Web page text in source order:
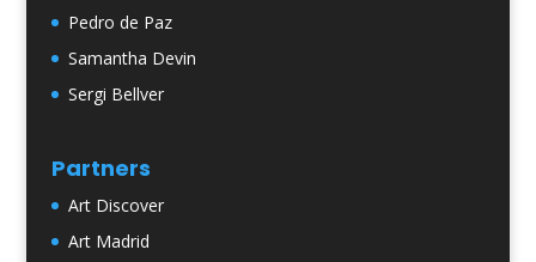
Pedro de Paz
Samantha Devin
Sergi Bellver
Partners
Art Discover
Art Madrid